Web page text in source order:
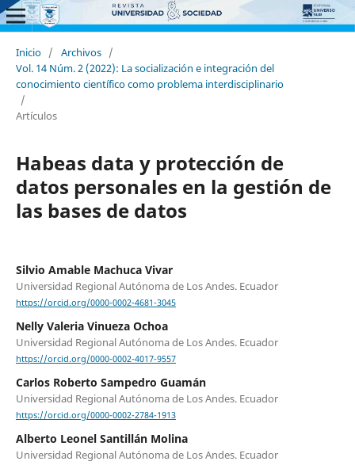
Inicio / Archivos /
Vol. 14 Núm. 2 (2022): La socialización e integración del
conocimiento científico como problema interdisciplinario
/
Artículos
Habeas data y protección de
datos personales en la gestión de
las bases de datos
Silvio Amable Machuca Vivar
Universidad Regional Autónoma de Los Andes. Ecuador
https://orcid.org/0000-0002-4681-3045
Nelly Valeria Vinueza Ochoa
Universidad Regional Autónoma de Los Andes. Ecuador
https://orcid.org/0000-0002-4017-9557
Carlos Roberto Sampedro Guamán
Universidad Regional Autónoma de Los Andes. Ecuador
https://orcid.org/0000-0002-2784-1913
Alberto Leonel Santillán Molina
Universidad Regional Autónoma de Los Andes. Ecuador